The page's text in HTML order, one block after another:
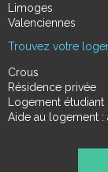
Limoges
Valenciennes
Trouvez votre
Crous
Résidence privée
Logement étudiant
Aide au logement :